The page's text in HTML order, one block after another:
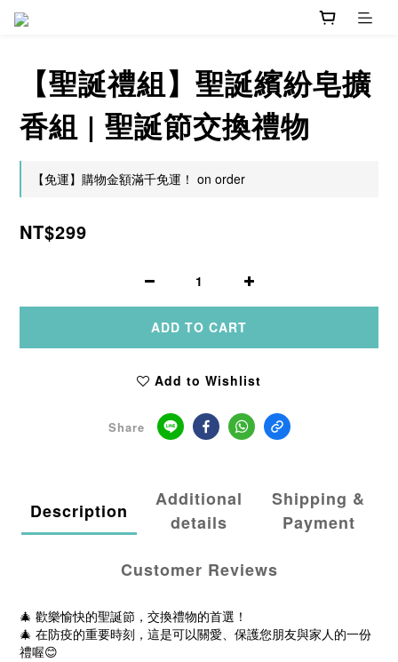
【聖誕禮組】聖誕繽紛皂擴
香組 | 聖誕節交換禮物
【免運】購物金額滿千免運！ on order
NT$299
ADD TO CART
Add to Wishlist
Share
Description
Additional
details
Shipping &
Payment
Customer Reviews
🎄 歡樂愉快的聖誕節，交換禮物的首選！
🎄 在防疫的重要時刻，這是可以關愛、保護您朋友與家人的一份
禮喔😊